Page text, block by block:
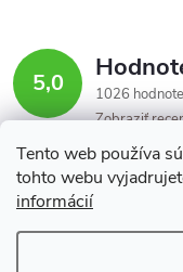
Tento web používa
tohto webu
informácií
u5,0
1026
Zobraziť
Iveta Natterová
5.8.2026